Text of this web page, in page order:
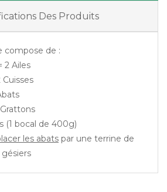
Des Produits
compose de :
2 Ailes
Cuisses
(1 bocal de 400g)
les abats par une terrine de